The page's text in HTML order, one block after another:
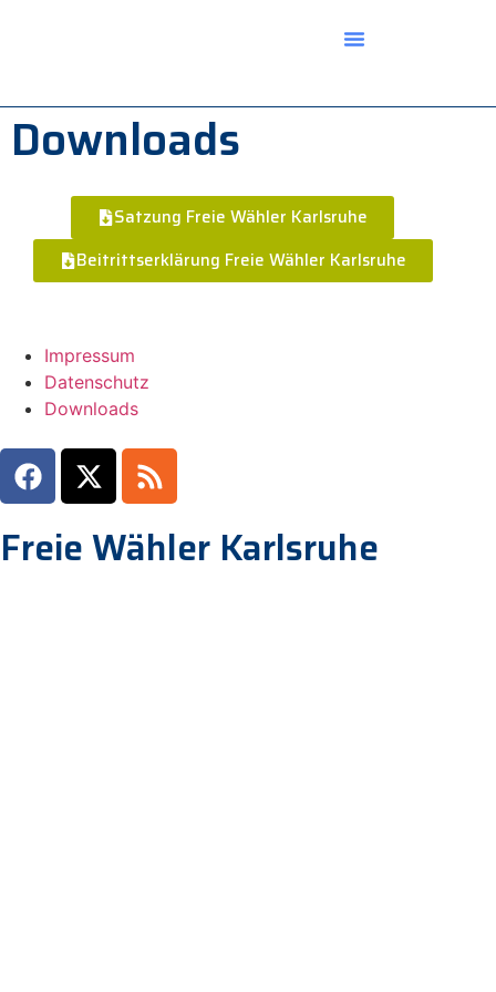
Downloads
Satzung Freie Wähler Karlsruhe
Beitrittserklärung Freie Wähler Karlsruhe
Impressum
Datenschutz
Downloads
Freie Wähler Karlsruhe